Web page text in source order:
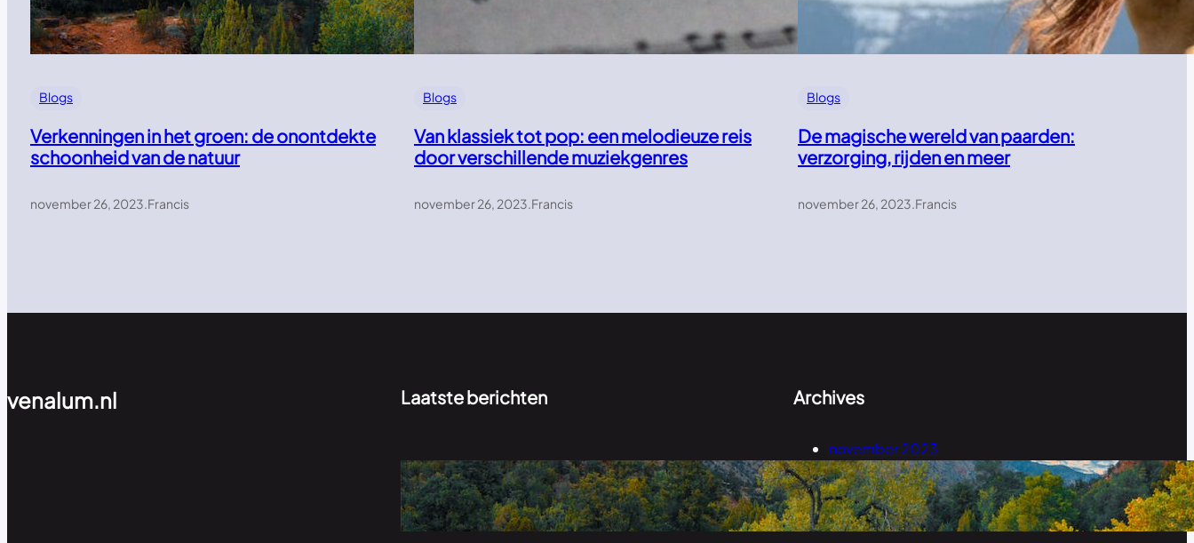
Blogs
Verkenningen in het groen: de onontdekte
schoonheid van de natuur
november 26, 2023.Francis
Blogs
Van klassiek tot pop: een melodieuze reis
door verschillende muziekgenres
november 26, 2023.Francis
Blogs
De magische wereld van paarden:
verzorging, rijden en meer
november 26, 2023.Francis
venalum.nl Laatste berichten
Verkenningen in het groen: de onontdekte
schoonheid van de natuur
november 26, 2023
Archives
november 2023
september 2023